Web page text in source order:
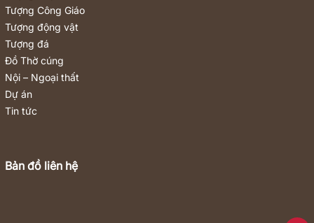
Tượng Công Giáo
Tượng động vật
Tượng đá
Đồ Thờ cúng
Nội – Ngoại thất
Dự án
Tin tức
Bản đồ liên hệ